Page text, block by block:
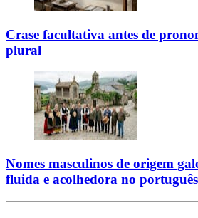
Crase facultativa antes de
plural
Nomes masculinos de origem
fluida e acolhedora no português